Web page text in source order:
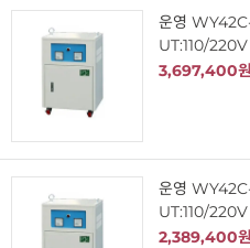
운영
UT:110/
3,697,400원
운영
UT:110/
2,389,400원